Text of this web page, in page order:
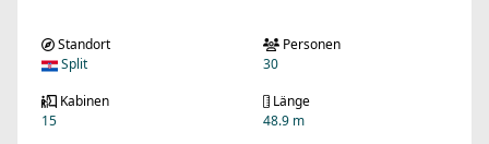
Standort
Split
Personen
30
Kabinen
15
Länge
48.9 m